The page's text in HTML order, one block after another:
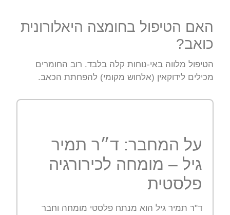
האם הטיפול בחומצה היאלורונית
כואב?
הטיפול מלווה באי-נוחות קלה בלבד. רוב החומרים
מכילים לידוקאין (אלחוש מקומי) להפחתת הכאב.
על המחבר: ד״ר תמיר
גיל – מומחה לכירורגיה
פלסטית
ד"ר תמיר גיל הוא מנתח פלסטי מומחה וחבר